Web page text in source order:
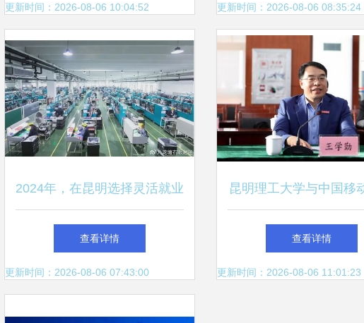
更新时间：2026-08-06 10:04:52 新篇章
更新时间：2026-08-06 08:35:24
2024年，在昆明选择灵活就业
的这帮人，都在做什么？
查看详情
更新时间：2026-08-06 07:43:00
昆明理工大学与中国移
公司签署战略合作协议
数字教育新未来
查看详情
更新时间：2026-08-06 11:01:23